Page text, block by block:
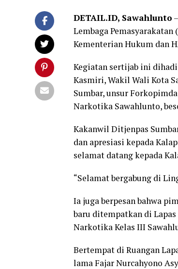
DETAIL.ID, Sawahlunto
Lembaga
Kementerian Hukum dan
Kegiatan sertijab ini
Kasmiri, Wakil Wali Kota
Sumbar, unsur
Narkotika Sawahlunto,
Kakanwil Ditjenpas
dan apresiasi kepada
selamat datang kepada
“Selamat bergabung di
Ia juga berpesan bahwa
baru ditempatkan di
Narkotika Kelas III
Bertempat di Ruangan
lama Fajar Nurcahyono